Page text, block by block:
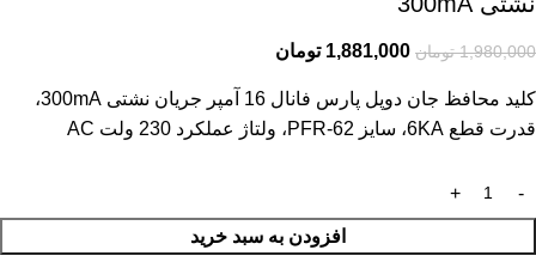
1,980,000 تومان 1,881,000 تومان
کلید محافظ جان دوپل پارس فانال 16 آمپر جریان نشتی 300mA،
قدرت قطع 6KA، سایز PFR-62، ولتاژ عملکرد 230 ولت AC
افزودن به سبد خرید